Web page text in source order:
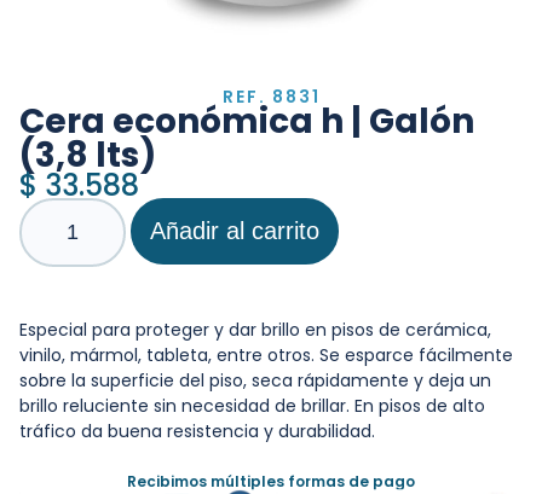
REF. 8831
Cera económica h | Galón
(3,8 lts)
$ 33.588
Añadir al carrito
Especial para proteger y dar brillo en pisos de cerámica,
vinilo, mármol, tableta, entre otros. Se esparce fácilmente
sobre la superficie del piso, seca rápidamente y deja un
brillo reluciente sin necesidad de brillar. En pisos de alto
tráfico da buena resistencia y durabilidad.
Recibimos múltiples formas de pago